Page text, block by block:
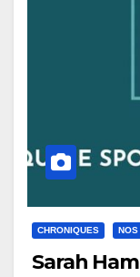
CHRONIQUES NOS
Sarah